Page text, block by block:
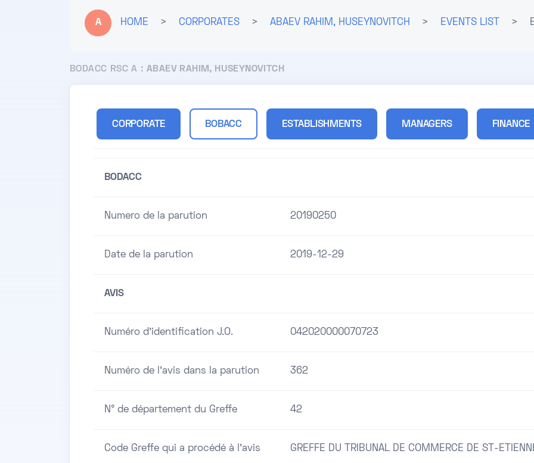
A HOME > CORPORATES > ABAEV RAHIM, HUSEYNOVITCH > EVENTS LIST >
BODACC RSC A : ABAEV RAHIM, HUSEYNOVITCH
CORPORATE BOBACC ESTABLISHMENTS MANAGERS FINANCE
BODACC
Numero de la parution 20190250
Date de la parution 2019-12-29
AVIS
Numéro d'identification J.O. 042020000070723
Numéro de l'avis dans la parution 362
N° de département du Greffe 42
Code Greffe qui a procédé à l'avis GREFFE DU TRIBUNAL DE COMMERCE DE ST-